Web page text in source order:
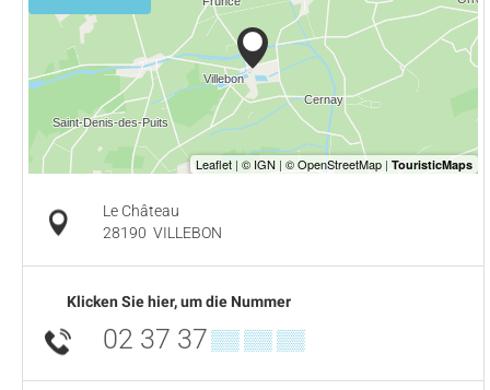
Le Château
28190 VILLEBON
Klicken Sie hier, um die Nummer
02 37 37 ▒▒ ▒▒ ▒▒